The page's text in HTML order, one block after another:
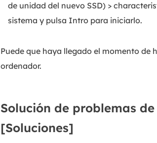
de unidad del nuevo SSD) >
sistema y pulsa Intro para iniciarlo.
Puede que haya llegado el momento de
ordenador.
Solución de problemas
[Soluciones]